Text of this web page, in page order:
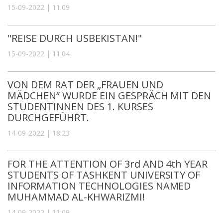
15-09-2022 | 11:09
"REISE DURCH USBEKISTAN!"
15-09-2022 | 11:04
VON DEM RAT DER „FRAUEN UND
MÄDCHEN“ WURDE EIN GESPRÄCH MIT DEN
STUDENTINNEN DES 1. KURSES
DURCHGEFÜHRT.
14-09-2022 | 18:23
FOR THE ATTENTION OF 3rd AND 4th YEAR
STUDENTS OF TASHKENT UNIVERSITY OF
INFORMATION TECHNOLOGIES NAMED
MUHAMMAD AL-KHWARIZMI!